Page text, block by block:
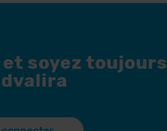
soyez toujours